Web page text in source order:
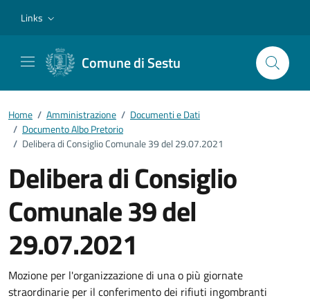
Links
Comune di Sestu
Home / Amministrazione / Documenti e Dati
/ Documento Albo Pretorio
/ Delibera di Consiglio Comunale 39 del 29.07.2021
Delibera di Consiglio
Comunale 39 del
29.07.2021
Dettagli del documento
Mozione per l'organizzazione di una o più giornate
straordinarie per il conferimento dei rifiuti ingombranti